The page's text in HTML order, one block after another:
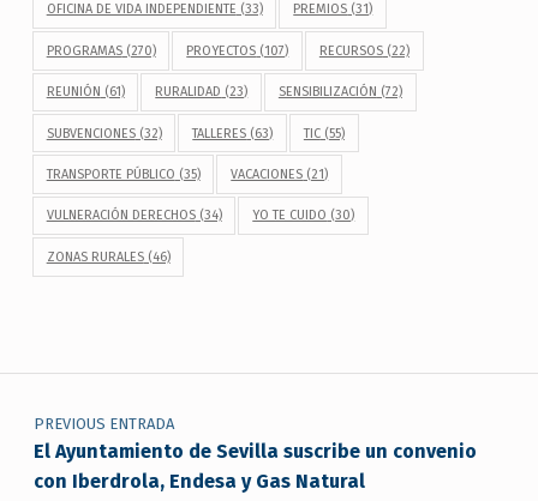
OFICINA DE VIDA INDEPENDIENTE (33) PREMIOS (31)
PROGRAMAS(270) PROYECTOS (107) RECURSOS(22)
REUNIÓN (61) RURALIDAD (23) SENSIBILIZACIÓN (72)
SUBVENCIONES(32) TALLERES (63) TIC(55)
TRANSPORTE PÚBLICO (35) VACACIONES (21)
VULNERACIÓN DERECHOS(34) YO TE CUIDO (30)
ZONAS RURALES(46)
Navegación de entradas
PREVIOUS ENTRADA
El Ayuntamiento de Sevilla suscribe un convenio
con Iberdrola, Endesa y Gas Natural